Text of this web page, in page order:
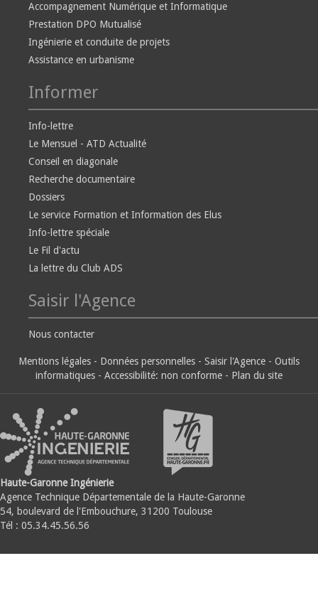
Accompagnement Numérique et Informatique
Prestation DPO Mutualisé
Ingénierie et conduite de projets
Assistance en urbanisme
Informer
Info-lettre
Le Mensuel - ATD Actualité
Conseil en diagonale
Recherche documentaire
Dossiers
Le service Formation et Information des Elus
Info-lettre spéciale
Le Fil d'actu
La lettre du Club ADS
Saisir l'Agence
Nous contacter
Mentions légales - Données personnelles - Saisir l'Agence - Outils
informatiques - Accessibilité: non conforme - Plan du site
Haute-Garonne Ingénierie
Agence Technique Départementale de la Haute-Garonne
54, boulevard de l'Embouchure, 31200 Toulouse
Tél : 05.34.45.56.56